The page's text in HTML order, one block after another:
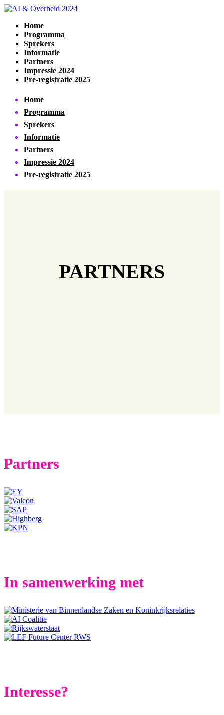
Home
Programma
Sprekers
Informatie
Partners
Impressie 2024
Pre-registratie 2025
Home
Programma
Sprekers
Informatie
Partners
Impressie 2024
Pre-registratie 2025
PARTNERS
Partners
In samenwerking met
Interesse?